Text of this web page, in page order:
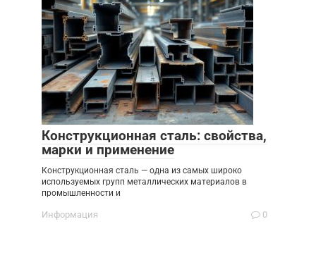
Конструкционная сталь: свойства,
марки и применение
Конструкционная сталь — одна из самых широко
используемых групп металлических материалов в
промышленности и
Информация 0